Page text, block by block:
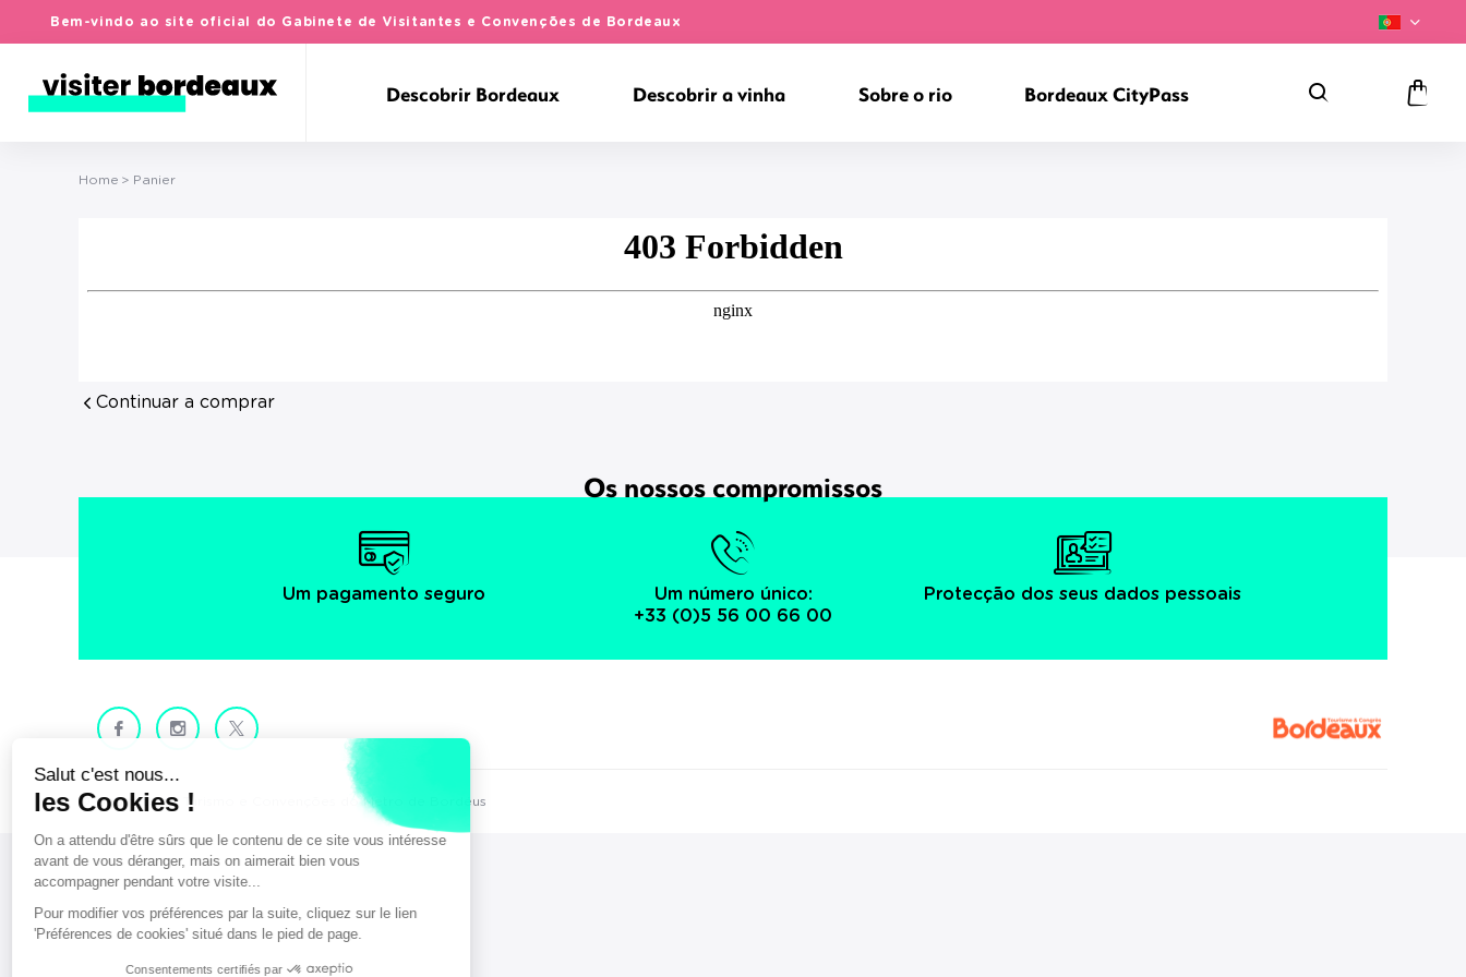
Bem-vindo ao site oficial do Gabinete de Visitantes e Convenções de Bordeaux
Pesquisa
Descobrir Bordeaux Descobrir a vinha Sobre o rio Bordeaux CityPass
Home Panier
Continuar a comprar
Os nossos compromissos
Um pagamento seguro
Um número único:
+33 (0)5 56 00 66 00
Protecção dos seus dados pessoais
FacebookInstagram
© Gabinete de Turismo e Convenções do Metro de Bordéus